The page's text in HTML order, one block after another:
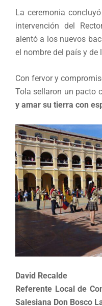
La ceremonia
intervención del
alentó a los nuevos
el nombre del país y de
Con fervor y
Tola sellaron un pacto
y amar su tierra con
David Recalde
Referente Local de
Salesiana Don Bosco